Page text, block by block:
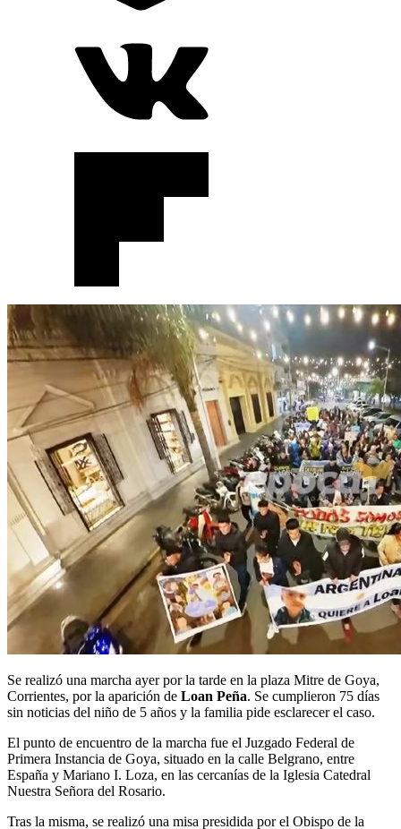
Se realizó una marcha ayer por la tarde en la plaza Mitre de Goya,
Corrientes, por la aparición de Loan Peña. Se cumplieron 75 días
sin noticias del niño de 5 años y la familia pide esclarecer el caso.
El punto de encuentro de la marcha fue el Juzgado Federal de
Primera Instancia de Goya, situado en la calle Belgrano, entre
España y Mariano I. Loza, en las cercanías de la Iglesia Catedral
Nuestra Señora del Rosario.
Tras la misma, se realizó una misa presidida por el Obispo de la